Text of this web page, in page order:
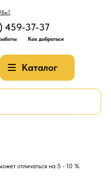
Каталог
459-37-37
Как добраться
отличаться на 5 - 10 %